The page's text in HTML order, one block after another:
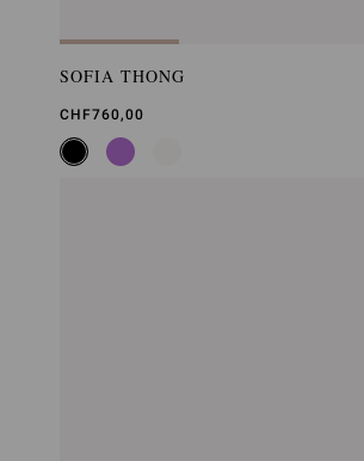
SOFIA THONG
CHF760,00